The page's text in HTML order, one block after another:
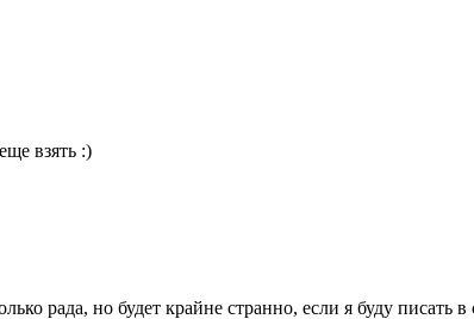
взять :)
рада, но будет крайне странно, если я буду писать